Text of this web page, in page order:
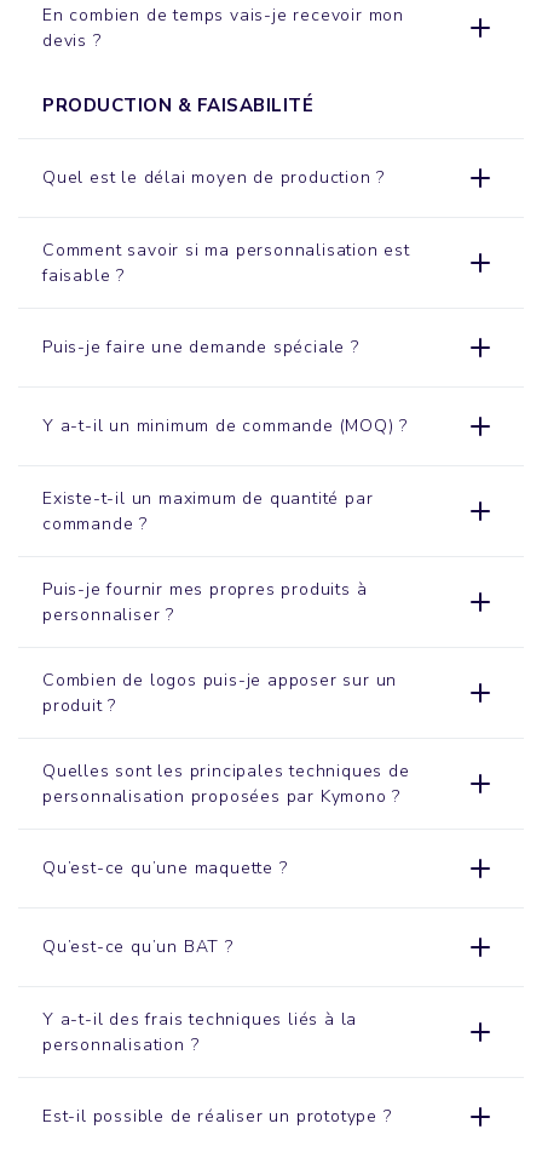
En combien de temps vais-je recevoir mon
devis ?
PRODUCTION & FAISABILITÉ
Quel est le délai moyen de production ?
Comment savoir si ma personnalisation est
faisable ?
Puis-je faire une demande spéciale ?
Y a-t-il un minimum de commande (MOQ) ?
Existe-t-il un maximum de quantité par
commande ?
Puis-je fournir mes propres produits à
personnaliser ?
Combien de logos puis-je apposer sur un
produit ?
Quelles sont les principales techniques de
personnalisation proposées par Kymono ?
Qu’est-ce qu’une maquette ?
Qu’est-ce qu’un BAT ?
Y a-t-il des frais techniques liés à la
personnalisation ?
Est-il possible de réaliser un prototype ?